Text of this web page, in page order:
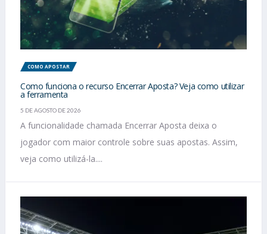
COMO APOSTAR
Como funciona o recurso Encerrar Aposta? Veja como utilizar
a ferramenta
5 DE AGOSTO DE 2026
A funcionalidade chamada Encerrar Aposta deixa o
jogador com maior controle sobre suas apostas. Assim,
veja como utilizá-la....